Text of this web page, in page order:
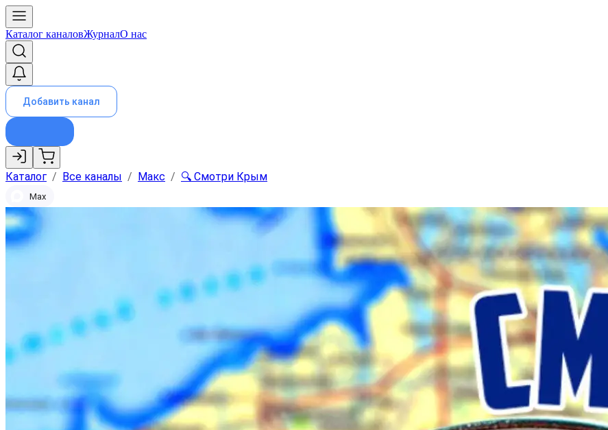
Каталог каналовЖурналО нас
Добавить канал
Каталог / Все каналы / Макс / 🔍 Смотри Крым
Max